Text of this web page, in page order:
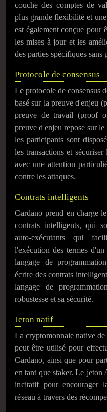
couche des comptes de
plus grande flexibilité et
est également conçue pour
les mises à jour et les
des parties spécifiques sans
Protocole de consensus
Le protocole de consensus
basé sur la preuve d'enjeu
preuve de travail (proof
preuve d'enjeu repose sur
les participants sont
les transactions et
avec une attention
contre les attaques.
Contrats intelligents
Cardano prend en charge
contrats intelligents, qui
auto-exécutants qui
l'exécution des termes
langage de
écrire des contrats
langage de
robustesse et sa sécurité.
Jeton natif
La cryptomonnaie native
peut être utilisé pour
Cardano, ainsi que pour
en tant que staker. Le jeton
incitatif pour encourager
réseau à travers des